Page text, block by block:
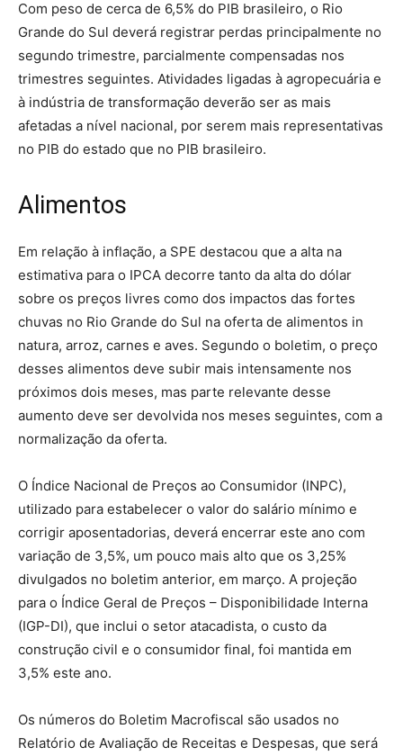
Com peso de cerca de 6,5% do PIB brasileiro, o Rio
Grande do Sul deverá registrar perdas principalmente no
segundo trimestre, parcialmente compensadas nos
trimestres seguintes. Atividades ligadas à agropecuária e
à indústria de transformação deverão ser as mais
afetadas a nível nacional, por serem mais representativas
no PIB do estado que no PIB brasileiro.
Alimentos
Em relação à inflação, a SPE destacou que a alta na
estimativa para o IPCA decorre tanto da alta do dólar
sobre os preços livres como dos impactos das fortes
chuvas no Rio Grande do Sul na oferta de alimentos in
natura, arroz, carnes e aves. Segundo o boletim, o preço
desses alimentos deve subir mais intensamente nos
próximos dois meses, mas parte relevante desse
aumento deve ser devolvida nos meses seguintes, com a
normalização da oferta.
O Índice Nacional de Preços ao Consumidor (INPC),
utilizado para estabelecer o valor do salário mínimo e
corrigir aposentadorias, deverá encerrar este ano com
variação de 3,5%, um pouco mais alto que os 3,25%
divulgados no boletim anterior, em março. A projeção
para o Índice Geral de Preços – Disponibilidade Interna
(IGP-DI), que inclui o setor atacadista, o custo da
construção civil e o consumidor final, foi mantida em
3,5% este ano.
Os números do Boletim Macrofiscal são usados no
Relatório de Avaliação de Receitas e Despesas, que será